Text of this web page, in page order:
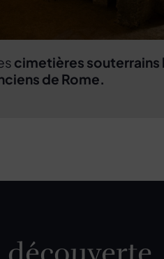
cimetières souterrains
de Rome.